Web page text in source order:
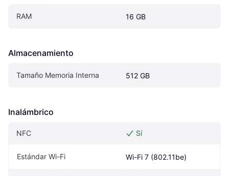
RAM 16 GB
Almacenamiento
Tamaño Memoria Interna 512 GB
Inalámbrico
NFC Sí
Estándar Wi-Fi Wi-Fi 7 (802.11be)